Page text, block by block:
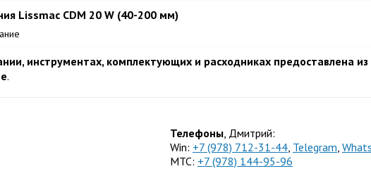
Lissmac CDM 20 W (40-200 мм)
инструментах, комплектующих и расходниках предоставлена
.
Телефоны, Дмитрий:
Win: +7 (978) 712-31-44, Telegram,
МТС: +7 (978) 144-95-96